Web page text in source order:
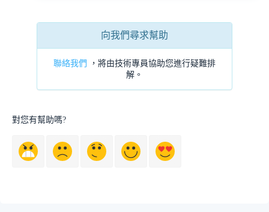
向我們尋求幫助
聯絡我們 ，將由技術專員協助您進行疑難排
解。
對您有幫助嗎?